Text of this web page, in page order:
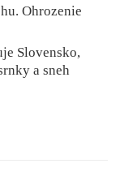
Ohrozenie
Slovensko,
a sneh